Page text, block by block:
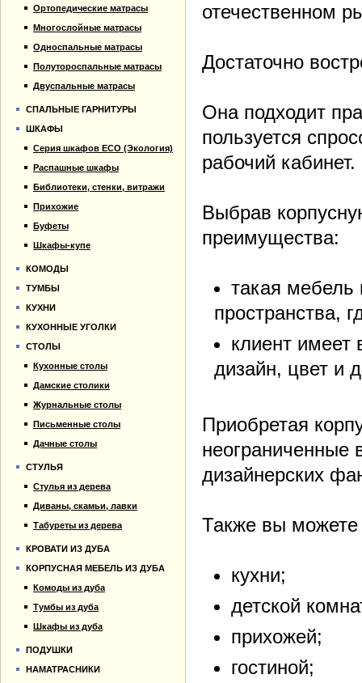
отечественном
Достаточно
Она подходит
пользуется
рабочий кабинет.
Выбрав
преимущества:
такая мебель
пространства,
клиент имеет
дизайн, цвет и
Приобретая
неограниченные
дизайнерских
Также вы можете
кухни;
детской
прихожей;
гостиной;
Ортопедические матрасы
Многослойные матрасы
Односпальные матрасы
Полутороспальные матрасы
Двуспальные матрасы
СПАЛЬНЫЕ ГАРНИТУРЫ
ШКАФЫ
Серия шкафов ECO (Экология)
Распашные шкафы
Библиотеки, стенки, витражи
Прихожие
Буфеты
Шкафы-купе
КОМОДЫ
ТУМБЫ
КУХНИ
КУХОННЫЕ УГОЛКИ
СТОЛЫ
Кухонные столы
Дамские столики
Журнальные столы
Письменные столы
Дачные столы
СТУЛЬЯ
Стулья из дерева
Диваны, скамьи, лавки
Табуреты из дерева
КРОВАТИ ИЗ ДУБА
КОРПУСНАЯ МЕБЕЛЬ ИЗ ДУБА
Комоды из дуба
Тумбы из дуба
Шкафы из дуба
ПОДУШКИ
НАМАТРАСНИКИ